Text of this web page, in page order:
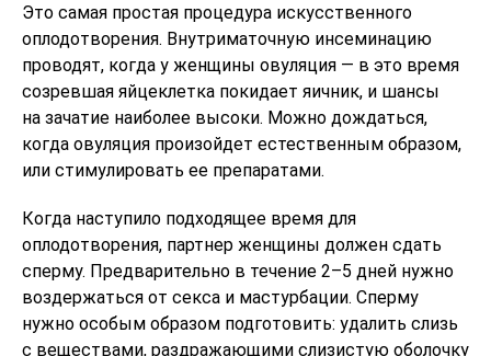
Это самая простая процедура искусственного
оплодотворения. Внутриматочную инсеминацию
проводят, когда у женщины овуляция — в это время
созревшая яйцеклетка покидает яичник, и шансы
на зачатие наиболее высоки. Можно дождаться,
когда овуляция произойдет естественным образом,
или стимулировать ее препаратами.
Когда наступило подходящее время для
оплодотворения, партнер женщины должен сдать
сперму. Предварительно в течение 2–5 дней нужно
воздержаться от секса и мастурбации. Сперму
нужно особым образом подготовить: удалить слизь
с веществами, раздражающими слизистую оболочку